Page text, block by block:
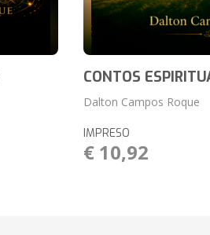
CONTOS
Dalton Campos Roque
IMPRESO
€ 10,92